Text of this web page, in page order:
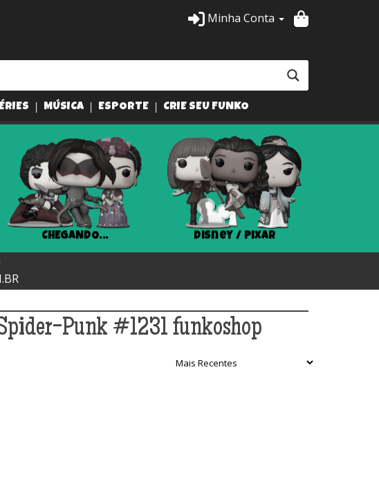
Minha Conta
MÚSICA ESPORTE CRIE SEU FUNKO
CHEGANDO... Disney / Pixar
Punk #1231 funkoshop